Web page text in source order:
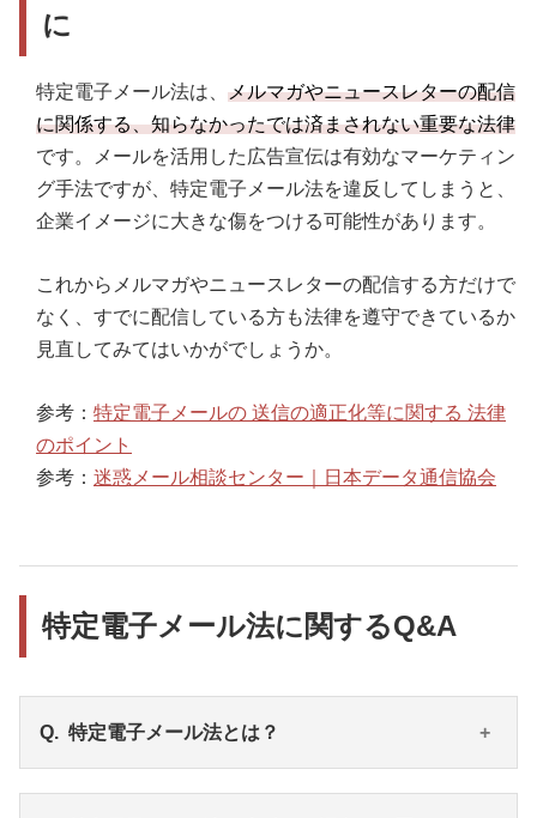
に
特定電子メール法は、 メルマガやニュースレターの配信
に関係する、知らなかったでは済まされない重要な法律
です。メールを活用した広告宣伝は有効なマーケティン
グ手法ですが、特定電子メール法を違反してしまうと、
企業イメージに大きな傷をつける可能性があります。
これからメルマガやニュースレターの配信する方だけで
なく、すでに配信している方も法律を遵守できているか
見直してみてはいかがでしょうか。
参考： 特定電子メールの 送信の適正化等に関する 法律
のポイント
参考： 迷惑メール相談センター｜日本データ通信協会
特定電子メール法に関するQ&A
特定電子メール法とは？